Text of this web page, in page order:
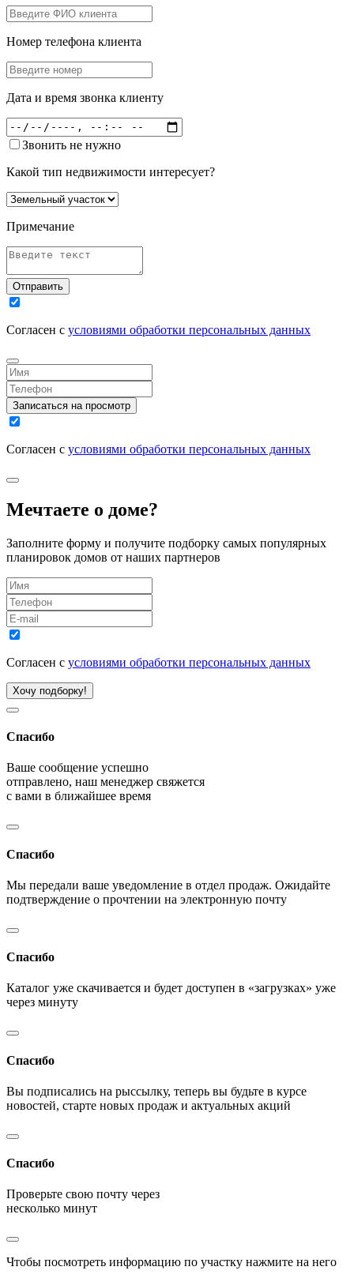
Номер телефона клиента
Дата и время звонка клиенту
Звонить не нужно
Какой тип недвижимости интересует?
Примечание
Отправить
Согласен с условиями обработки персональных данных
Записаться на просмотр
Согласен с условиями обработки персональных данных
Мечтаете о доме?
Заполните форму и получите подборку самых популярных
планировок домов от наших партнеров
Согласен с условиями обработки персональных данных
Хочу подборку!
Спасибо
Ваше сообщение успешно
отправлено, наш менеджер свяжется
с вами в ближайшее время
Спасибо
Мы передали ваше уведомление в отдел продаж. Ожидайте
подтверждение о прочтении на электронную почту
Спасибо
Каталог уже скачивается и будет доступен в «загрузках» уже
через минуту
Спасибо
Вы подписались на рыссылку, теперь вы будьте в курсе
новостей, старте новых продаж и актуальных акций
Спасибо
Проверьте свою почту через
несколько минут
Чтобы посмотреть информацию по участку нажмите на него